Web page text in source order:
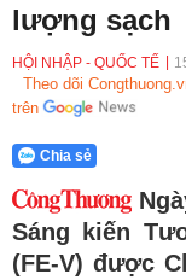
lượng sạch
HỘI NHẬP - QUỐC TẾ
Theo dõi
trên
Chia sẻ
Sáng kiến
(FE-V) được